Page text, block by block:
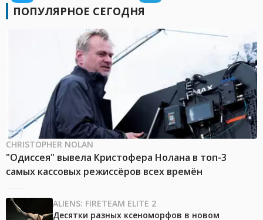
ПОПУЛЯРНОЕ СЕГОДНЯ
CHRISTOPHER NOLAN
"Одиссея" вывела Кристофера Нолана в топ-3
самых кассовых режиссёров всех времён
ALIENS: FIRETEAM ELITE 2
Десятки разных ксеноморфов в новом